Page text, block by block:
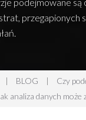
przegapionych
| BLOG |
Czy
analiza danych może